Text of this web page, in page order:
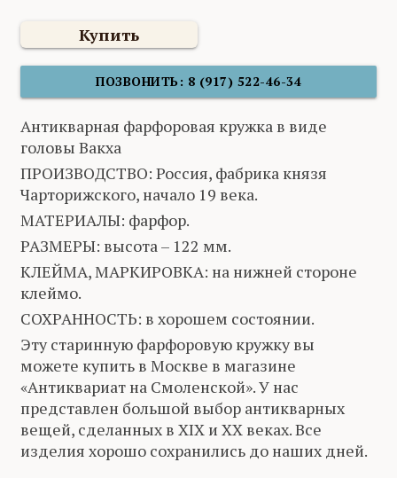
Купить
ПОЗВОНИТЬ: 8 (917) 522-46-34
Антикварная фарфоровая кружка в виде
головы Вакха
ПРОИЗВОДСТВО: Россия, фабрика князя
Чарторижского, начало 19 века.
МАТЕРИАЛЫ: фарфор.
РАЗМЕРЫ: высота – 122 мм.
КЛЕЙМА, МАРКИРОВКА: на нижней стороне
клеймо.
СОХРАННОСТЬ: в хорошем состоянии.
Эту старинную фарфоровую кружку вы
можете купить в Москве в магазине
«Антиквариат на Смоленской». У нас
представлен большой выбор антикварных
вещей, сделанных в XIX и XX веках. Все
изделия хорошо сохранились до наших дней.